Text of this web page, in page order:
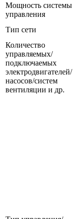
Мощность системы
управления
Тип сети
Количество
управляемых/
подключаемых
электродвигателей/
насосов/систем
вентиляции и др.